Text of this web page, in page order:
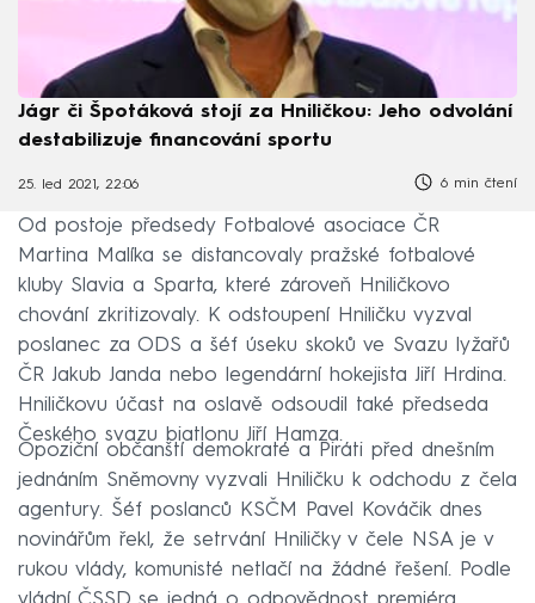
Jágr či Špotáková stojí za Hniličkou: Jeho odvolání
destabilizuje financování sportu
25. led 2021, 22:06 6 min čtení
Od postoje předsedy Fotbalové asociace ČR
Martina Malíka se distancovaly pražské fotbalové
kluby Slavia a Sparta, které zároveň Hniličkovo
chování zkritizovaly. K odstoupení Hniličku vyzval
poslanec za ODS a šéf úseku skoků ve Svazu lyžařů
ČR Jakub Janda nebo legendární hokejista Jiří Hrdina.
Hniličkovu účast na oslavě odsoudil také předseda
Českého svazu biatlonu Jiří Hamza.
Opoziční občanští demokraté a Piráti před dnešním
jednáním Sněmovny vyzvali Hniličku k odchodu z čela
agentury. Šéf poslanců KSČM Pavel Kováčik dnes
novinářům řekl, že setrvání Hniličky v čele NSA je v
rukou vlády, komunisté netlačí na žádné řešení. Podle